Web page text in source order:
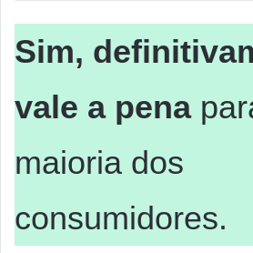
Sim,
vale a pena
maioria dos
consumidores.